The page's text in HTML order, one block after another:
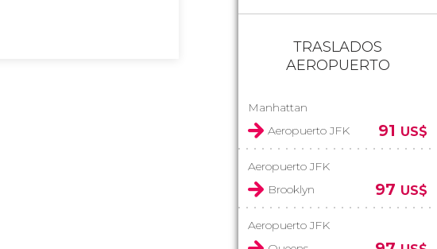
TRASLADOS
AEROPUERTO
Manhattan
Aeropuerto JFK
91 US$
Aeropuerto JFK
Brooklyn
97 US$
Aeropuerto JFK